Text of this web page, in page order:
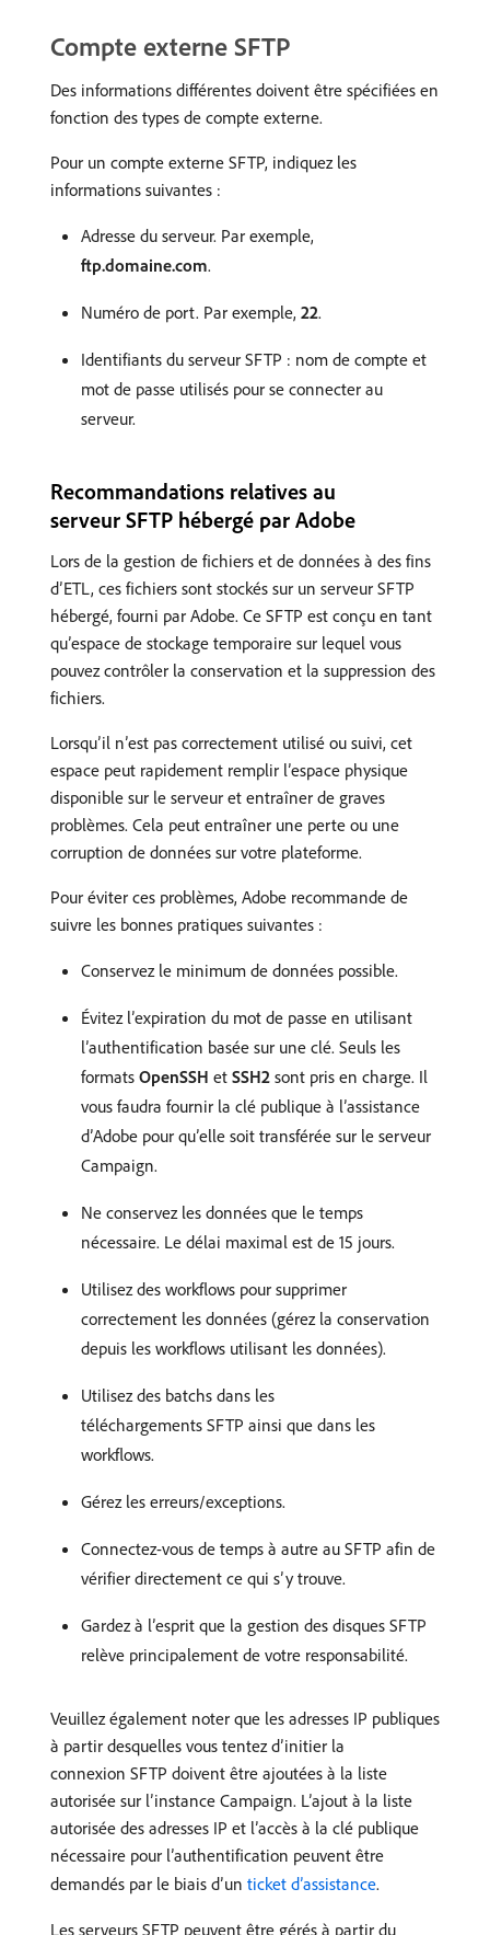
Compte externe SFTP
Des informations différentes doivent être spécifiées en
fonction des types de compte externe.
Pour un compte externe SFTP, indiquez les
informations suivantes :
Adresse du serveur. Par exemple,
ftp.domaine.com.
Numéro de port. Par exemple, 22.
Identifiants du serveur SFTP : nom de compte et
mot de passe utilisés pour se connecter au
serveur.
Recommandations relatives au
serveur SFTP hébergé par Adobe
Lors de la gestion de fichiers et de données à des fins
d’ETL, ces fichiers sont stockés sur un serveur SFTP
hébergé, fourni par Adobe. Ce SFTP est conçu en tant
qu’espace de stockage temporaire sur lequel vous
pouvez contrôler la conservation et la suppression des
fichiers.
Lorsqu’il n’est pas correctement utilisé ou suivi, cet
espace peut rapidement remplir l’espace physique
disponible sur le serveur et entraîner de graves
problèmes. Cela peut entraîner une perte ou une
corruption de données sur votre plateforme.
Pour éviter ces problèmes, Adobe recommande de
suivre les bonnes pratiques suivantes :
Conservez le minimum de données possible.
Évitez l’expiration du mot de passe en utilisant
l’authentification basée sur une clé. Seuls les
formats OpenSSH et SSH2 sont pris en charge. Il
vous faudra fournir la clé publique à l’assistance
d’Adobe pour qu’elle soit transférée sur le serveur
Campaign.
Ne conservez les données que le temps
nécessaire. Le délai maximal est de 15 jours.
Utilisez des workflows pour supprimer
correctement les données (gérez la conservation
depuis les workflows utilisant les données).
Utilisez des batchs dans les
téléchargements SFTP ainsi que dans les
workflows.
Gérez les erreurs/exceptions.
Connectez-vous de temps à autre au SFTP afin de
vérifier directement ce qui s’y trouve.
Gardez à l’esprit que la gestion des disques SFTP
relève principalement de votre responsabilité.
Veuillez également noter que les adresses IP publiques
à partir desquelles vous tentez d’initier la
connexion SFTP doivent être ajoutées à la liste
autorisée sur l’instance Campaign. L’ajout à la liste
autorisée des adresses IP et l’accès à la clé publique
nécessaire pour l’authentification peuvent être
demandés par le biais d’un ticket d’assistance.
Les serveurs SFTP peuvent être gérés à partir du